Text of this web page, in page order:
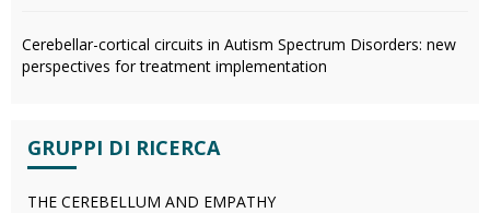
Cerebellar-cortical circuits in Autism Spectrum Disorders: new
perspectives for treatment implementation
GRUPPI DI RICERCA
THE CEREBELLUM AND EMPATHY